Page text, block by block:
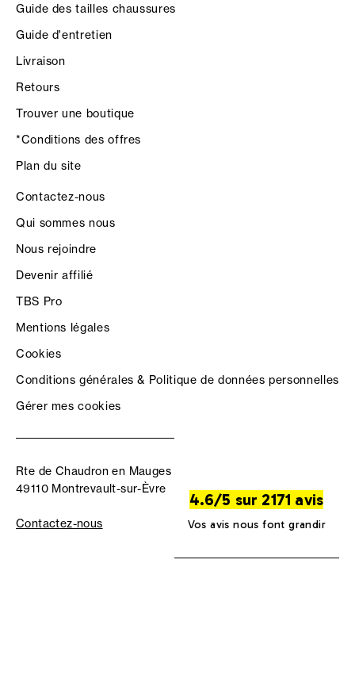
Guide des tailles chaussures
Guide d'entretien
Livraison
Retours
Trouver une boutique
*Conditions des offres
Plan du site
Contactez-nous
Qui sommes nous
Nous rejoindre
Devenir affilié
TBS Pro
Mentions légales
Cookies
Conditions générales & Politique de données personnelles
Gérer mes cookies
Rte de Chaudron en Mauges
49110 Montrevault-sur-Èvre
Contactez-nous
4.6/5 sur 2171 avis
Vos avis nous font grandir